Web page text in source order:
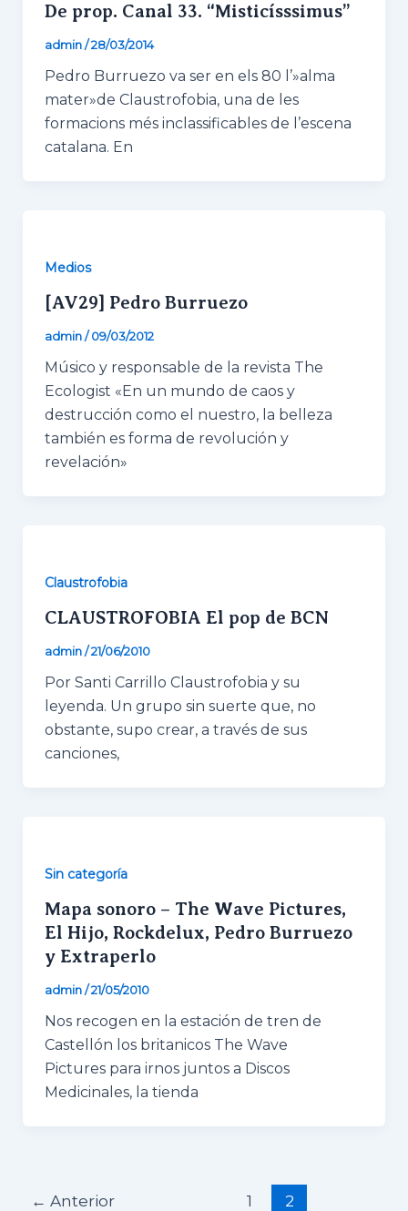
De prop. Canal 33. “Misticísssimus”
admin/28/03/2014
Pedro Burruezo va ser en els 80 l’»alma
mater»de Claustrofobia, una de les
formacions més inclassificables de l’escena
catalana. En
Medios
[AV29] Pedro Burruezo
admin/09/03/2012
Músico y responsable de la revista The
Ecologist «En un mundo de caos y
destrucción como el nuestro, la belleza
también es forma de revolución y
revelación»
Claustrofobia
CLAUSTROFOBIA El pop de BCN
admin/21/06/2010
Por Santi Carrillo Claustrofobia y su
leyenda. Un grupo sin suerte que, no
obstante, supo crear, a través de sus
canciones,
Sin categoría
Mapa sonoro – The Wave Pictures,
El Hijo, Rockdelux, Pedro Burruezo
y Extraperlo
admin/21/05/2010
Nos recogen en la estación de tren de
Castellón los britanicos The Wave
Pictures para irnos juntos a Discos
Medicinales, la tienda
← Anterior 1 2
Estadísticas
Para que
podamos
mejorar la
funcionalidad
y estructura
de la web,
en base a
nuestra web
funcione lo
mejor posible
visita. Si
rechaza estas
cookies,
algunas
funcionalidades
desaparecerán
de la web.
mientras visitas
aumentas la
posibilidad de ver
contenido y
personalizados.